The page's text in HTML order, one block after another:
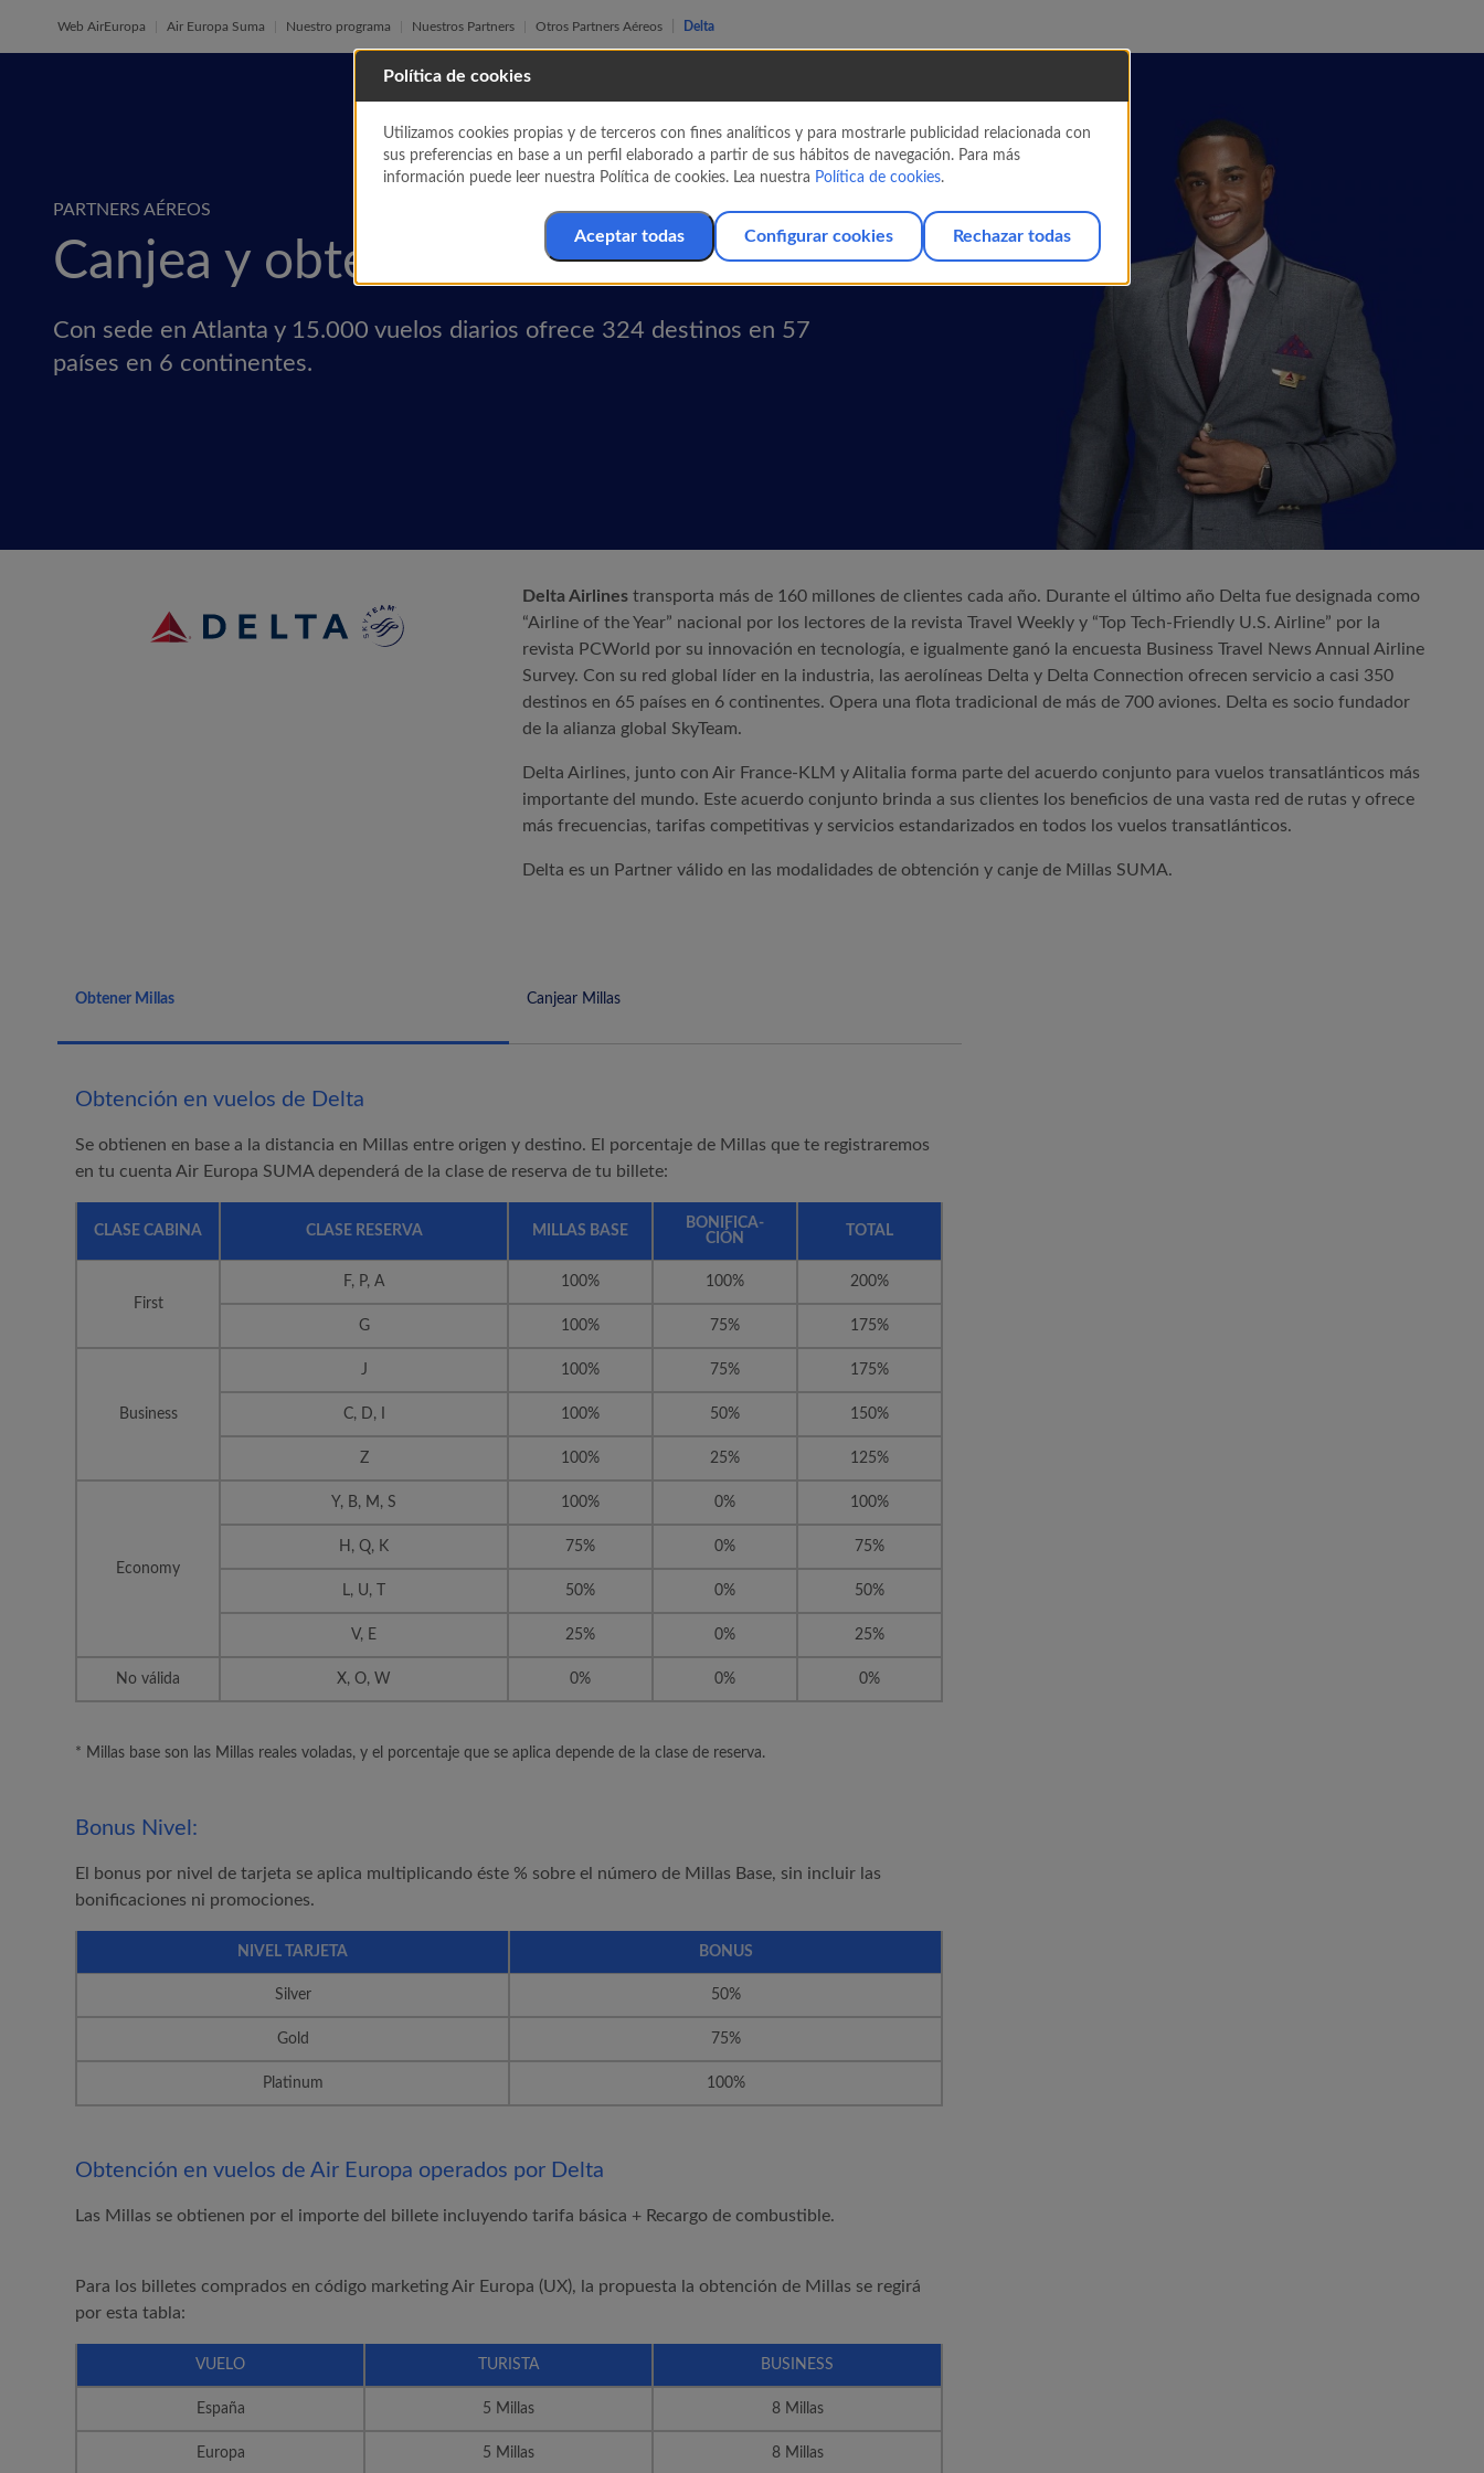
Web AirEuropa Air Europa Suma Nuestro programa Nuestros Partners Otros Partners Aéreos Delta
PARTNERS AÉREOS
Canjea y obtén Millas con Delta
Con sede en Atlanta y 15.000 vuelos diarios ofrece 324 destinos en 57
países en 6 continentes.
Delta Airlines transporta más de 160 millones de clientes cada año. Durante el último año Delta fue designada como
“Airline of the Year” nacional por los lectores de la revista Travel Weekly y “Top Tech-Friendly U.S. Airline” por la
revista PCWorld por su innovación en tecnología, e igualmente ganó la encuesta Business Travel News Annual Airline
Survey. Con su red global líder en la industria, las aerolíneas Delta y Delta Connection ofrecen servicio a casi 350
destinos en 65 países en 6 continentes. Opera una flota tradicional de más de 700 aviones. Delta es socio fundador
de la alianza global SkyTeam.
Delta Airlines, junto con Air France-KLM y Alitalia forma parte del acuerdo conjunto para vuelos transatlánticos más
importante del mundo. Este acuerdo conjunto brinda a sus clientes los beneficios de una vasta red de rutas y ofrece
más frecuencias, tarifas competitivas y servicios estandarizados en todos los vuelos transatlánticos.
Delta es un Partner válido en las modalidades de obtención y canje de Millas SUMA.
Obtener Millas Canjear Millas
Obtención en vuelos de Delta
Se obtienen en base a la distancia en Millas entre origen y destino. El porcentaje de Millas que te registraremos
en tu cuenta Air Europa SUMA dependerá de la clase de reserva de tu billete:
CLASE CABINA CLASE RESERVA MILLAS BASE
BONIFICA-
CIÓN
TOTAL
First
F, P, A 100% 100% 200%
G 100% 75% 175%
Business
J 100% 75% 175%
C, D, I 100% 50% 150%
Z 100% 25% 125%
Economy
Y, B, M, S 100% 0% 100%
H, Q, K 75% 0% 75%
L, U, T 50% 0% 50%
V, E 25% 0% 25%
No válida X, O, W 0% 0% 0%
* Millas base son las Millas reales voladas, y el porcentaje que se aplica depende de la clase de reserva.
Bonus Nivel:
El bonus por nivel de tarjeta se aplica multiplicando éste % sobre el número de Millas Base, sin incluir las
bonificaciones ni promociones.
NIVEL TARJETA BONUS
Silver 50%
Gold 75%
Platinum 100%
Obtención en vuelos de Air Europa operados por Delta
Las Millas se obtienen por el importe del billete incluyendo tarifa básica + Recargo de combustible.
Para los billetes comprados en código marketingAir Europa (UX), la propuesta la obtención de Millas se regirá
por esta tabla:
VUELO TURISTA BUSINESS
España 5 Millas 8 Millas
Europa 5 Millas 8 Millas
Política de cookies
Utilizamos cookies propias y de terceros con fines analíticos y para mostrarle publicidad relacionada con
sus preferencias en base a un perfil elaborado a partir de sus hábitos de navegación. Para más
información puede leer nuestra Política de cookies. Lea nuestra Política de cookies.
Aceptar todas Rechazar todas
Configurar cookies